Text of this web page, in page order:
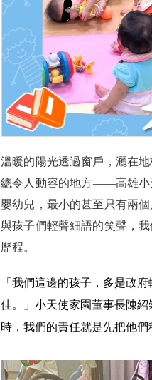
溫暖的陽光透過窗戶，灑在
總令人動容的地方——高雄小
嬰幼兒，最小的甚至只有兩
與孩子們輕聲細語的笑聲，
歷程。
「我們這邊的孩子，多是政
佳。」小天使家園董事長陳
時，我們的責任就是先把他們